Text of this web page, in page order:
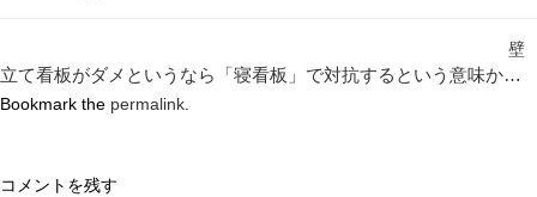
壁
立て看板がダメというなら「寝看板」で対抗するという意味か…
Bookmark the permalink.
コメントを残す